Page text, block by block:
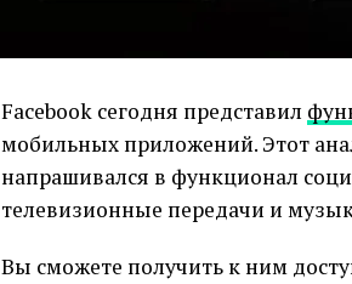
Facebook сегодня представил
мобильных приложений. Этот
напрашивался в функционал
телевизионные передачи и
Вы сможете получить к ним